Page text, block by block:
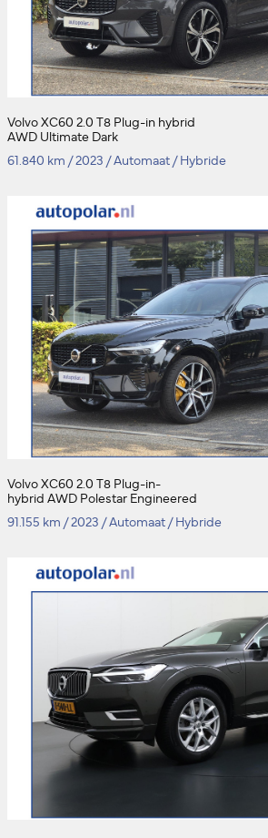
Volvo XC60 2.0 T8 Plug-in hybrid
AWD Ultimate Dark
61.840 km /2023 /Automaat /Hybride
Volvo XC60 2.0 T8 Plug-in-
hybrid AWD Polestar Engineered
91.155 km /2023 /Automaat /Hybride